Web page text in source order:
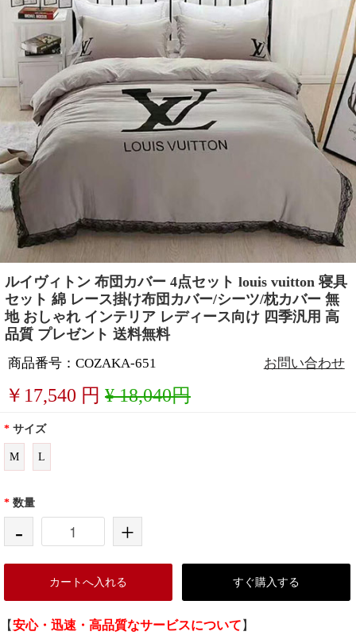
ルイヴィトン 布団カバー 4点セット louis vuitton 寝具
セット 綿 レース掛け布団カバー/シーツ/枕カバー 無
地 おしゃれ インテリア レディース向け 四季汎用 高
品質 プレゼント 送料無料
商品番号：COZAKA-651 お問い合わせ
￥ 17,540 円 ¥ 18,040円
* サイズ
M L
* 数量
- +
カートへ入れる すぐ購入する
【安心・迅速・高品質なサービスについて 】